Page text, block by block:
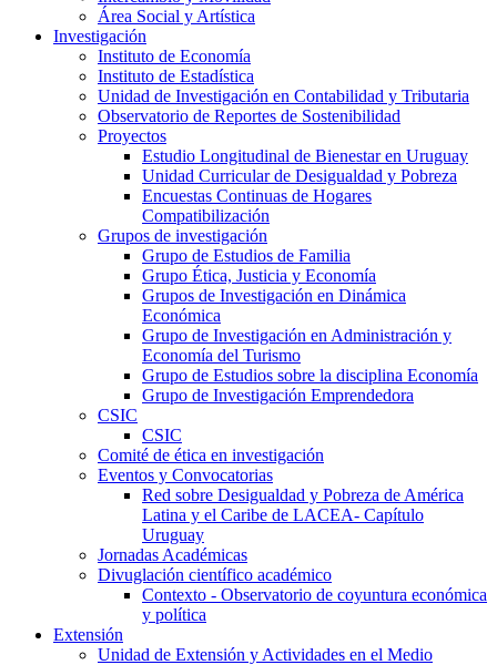
Área Social y Artística
Investigación
Instituto de Economía
Instituto de Estadística
Unidad de Investigación en Contabilidad y Tributaria
Observatorio de Reportes de Sostenibilidad
Proyectos
Estudio Longitudinal de Bienestar en Uruguay
Unidad Curricular de Desigualdad y Pobreza
Encuestas Continuas de Hogares
Compatibilización
Grupos de investigación
Grupo de Estudios de Familia
Grupo Ética, Justicia y Economía
Grupos de Investigación en Dinámica
Económica
Grupo de Investigación en Administración y
Economía del Turismo
Grupo de Estudios sobre la disciplina Economía
Grupo de Investigación Emprendedora
CSIC
CSIC
Comité de ética en investigación
Eventos y Convocatorias
Red sobre Desigualdad y Pobreza de América
Latina y el Caribe de LACEA- Capítulo
Uruguay
Jornadas Académicas
Divuglación científico académico
Contexto - Observatorio de coyuntura económica
y política
Extensión
Unidad de Extensión y Actividades en el Medio